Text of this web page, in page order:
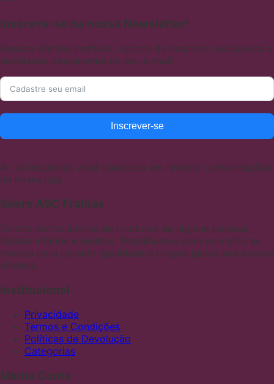
Inscreva-se na nossa Newsletter!
Receba ofertas incríveis, cupons de desconto exclusivos e
novidades diretamente no seu e-mail.
Inscrever-se
Ao se inscrever, você concorda em receber comunicações
de nossa loja.
Sobre ABC Fraldas
Somos distribuidores de produtos de higiene pessoal,
fraldas infantis e adultas. Trabalhamos com as melhores
marcas para garantir qualidade e preços justos aos nossos
clientes
Institucional
Privacidade
Termos e Condições
Políticas de Devolução
Categorias
Minha Conta